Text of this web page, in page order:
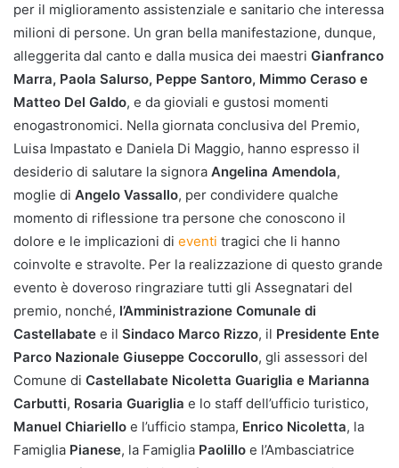
per il miglioramento assistenziale e sanitario che interessa
milioni di persone. Un gran bella manifestazione, dunque,
alleggerita dal canto e dalla musica dei maestri Gianfranco
Marra, Paola Salurso, Peppe Santoro, Mimmo Ceraso e
Matteo Del Galdo, e da gioviali e gustosi momenti
enogastronomici. Nella giornata conclusiva del Premio,
Luisa Impastato e Daniela Di Maggio, hanno espresso il
desiderio di salutare la signora Angelina Amendola,
moglie di Angelo Vassallo, per condividere qualche
momento di riflessione tra persone che conoscono il
dolore e le implicazioni di eventi tragici che li hanno
coinvolte e stravolte. Per la realizzazione di questo grande
evento è doveroso ringraziare tutti gli Assegnatari del
premio, nonché, l’Amministrazione Comunale di
Castellabate e il Sindaco Marco Rizzo, il Presidente Ente
Parco Nazionale Giuseppe Coccorullo, gli assessori del
Comune di Castellabate Nicoletta Guariglia e Marianna
Carbutti, Rosaria Guariglia e lo staff dell’ufficio turistico,
Manuel Chiariello e l’ufficio stampa, Enrico Nicoletta, la
Famiglia Pianese, la Famiglia Paolillo e l’Ambasciatrice